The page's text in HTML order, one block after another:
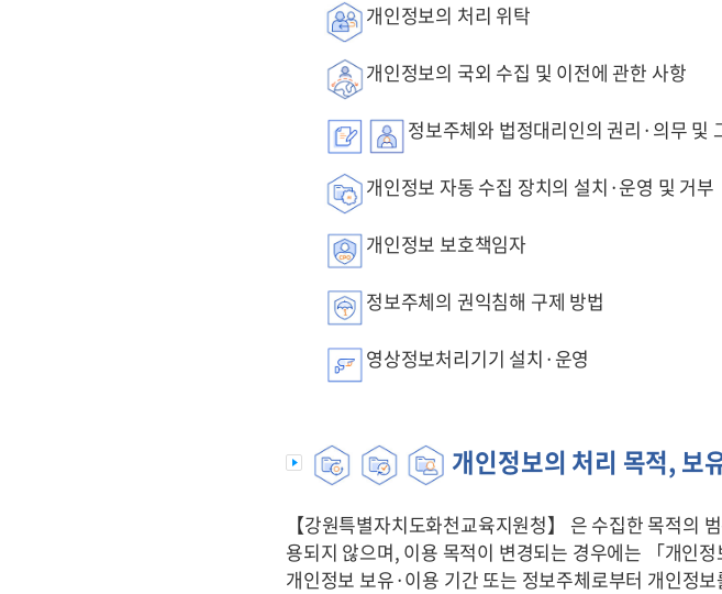
개인정보의 처리 위탁
개인정보의 국외 수집 및 이전에 관한 사항
정보주체와 법정대리인의 권리·의무 및
개인정보 자동 수집 장치의 설치·운영 및 거부
개인정보 보호책임자
정보주체의 권익침해 구제 방법
영상정보처리기기 설치·운영
개인정보의 처리 목적, 보
【강원특별자치도화천교육지원청】 은 수집한 목적의
용되지 않으며, 이용 목적이 변경되는 경우에는 「개인
개인정보 보유·이용 기간 또는 정보주체로부터 개인정